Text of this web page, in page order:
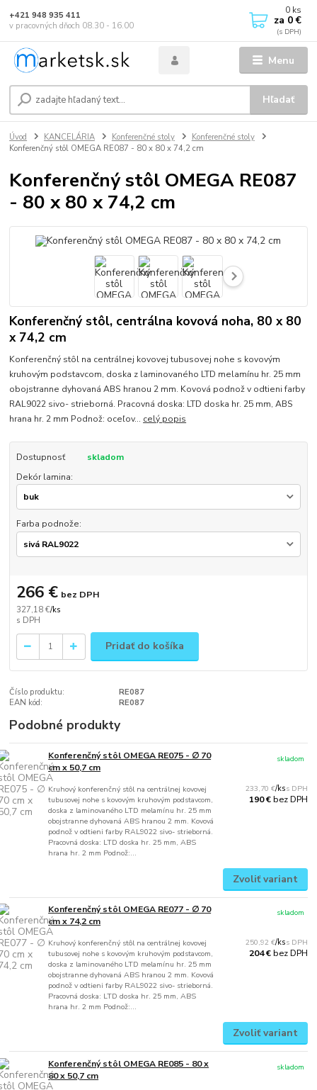
Menu
Hľadať
+421 948 935 411
v pracovných dňoch 08.30 - 16.00
0 ks
za 0 €
Úvod KANCELÁRIA Konferenčné stoly
Konferenčné stoly
Konferenčný stôl OMEGA RE087 - 80 x 80 x 74,2 cm
Konferenčný stôl OMEGA RE087
- 80 x 80 x 74,2 cm
Konferenčný stôl, centrálna kovová noha, 80 x 80
x 74,2 cm
Konferenčný stôl na centrálnej kovovej tubusovej nohe s kovovým
kruhovým podstavcom, doska z laminovaného LTD melamínu hr. 25 mm
obojstranne dyhovaná ABS hranou 2 mm. Kovová podnož v odtieni farby
RAL9022 sivo- strieborná. Pracovná doska: LTD doska hr. 25 mm, ABS
hrana hr. 2 mm Podnož: oceľov... celý popis
Dostupnosť
skladom
Dekór lamina:
Farba podnože:
327,18 €/ks
266 € bez DPH
Pridať do košíka
Číslo produktu:
RE087
EAN kód:
RE087
Podobné produkty
Konferenčný stôl OMEGA RE075 - ∅ 70
cm x 50,7 cm
Kruhový konferenčný stôl na centrálnej kovovej
tubusovej nohe s kovovým kruhovým podstavcom,
doska z laminovaného LTD melamínu hr. 25 mm
obojstranne dyhovaná ABS hranou 2 mm. Kovová
podnož v odtieni farby RAL9022 sivo- strieborná.
Pracovná doska: LTD doska hr. 25 mm, ABS
hrana hr. 2 mm Podnož:...
233,70 €/ks
190 €bez DPH
skladom
Zvoliť variant
Konferenčný stôl OMEGA RE077 - ∅ 70
cm x 74,2 cm
Kruhový konferenčný stôl na centrálnej kovovej
tubusovej nohe s kovovým kruhovým podstavcom,
doska z laminovaného LTD melamínu hr. 25 mm
obojstranne dyhovaná ABS hranou 2 mm. Kovová
podnož v odtieni farby RAL9022 sivo- strieborná.
Pracovná doska: LTD doska hr. 25 mm, ABS
hrana hr. 2 mm Podnož:...
250,92 €/ks
204 €bez DPH
skladom
Zvoliť variant
Konferenčný stôl OMEGA RE085 - 80 x
80 x 50,7 cm
skladom